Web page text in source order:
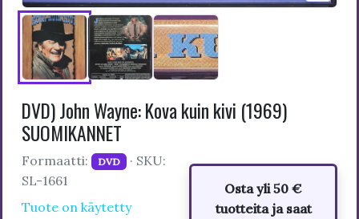
DVD) John Wayne: Kova kuin kivi (1969)
SUOMIKANNET
Formaatti: DVD · SKU:
SL-1661
Tuote on käytetty
Osta yli 50 €
tuotteita ja saat